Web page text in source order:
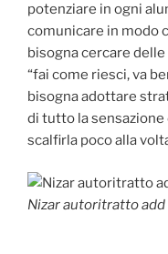
potenziare in ogni
comunicare in modo
bisogna cercare
“fai come riesci, va
bisogna adottare
di tutto la sensazione
scalfirla poco alla
Nizar autoritratto